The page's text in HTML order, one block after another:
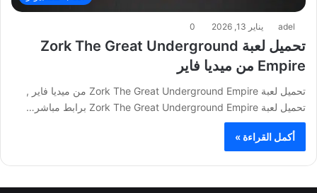
adel يناير 13, 2026 0
تحميل لعبة Zork The Great Underground
Empire من ميديا فاير
تحميل لعبة Zork The Great Underground Empire من ميديا فاير ,
تحميل لعبة Zork The Great Underground Empire برابط مباشر…
أكمل القراءة »